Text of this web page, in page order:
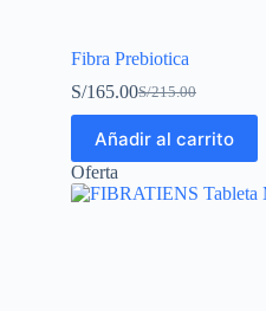
Fibra Prebiotica
S/215.00
S/165.00
Añadir al carrito
Oferta